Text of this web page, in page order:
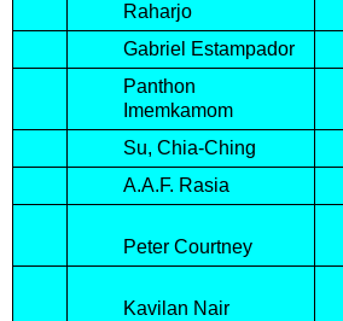
Raharjo
Gabriel Estampador
Panthon
Imemkamom
Su, Chia-Ching
A.A.F. Rasia
Peter Courtney
Kavilan Nair